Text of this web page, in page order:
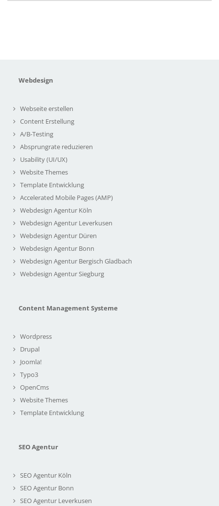
Webdesign
Webseite erstellen
Content Erstellung
A/B-Testing
Absprungrate reduzieren
Usability (UI/UX)
Website Themes
Template Entwicklung
Accelerated Mobile Pages (AMP)
Webdesign Agentur Köln
Webdesign Agentur Leverkusen
Webdesign Agentur Düren
Webdesign Agentur Bonn
Webdesign Agentur Bergisch Gladbach
Webdesign Agentur Siegburg
Content Management Systeme
Wordpress
Drupal
Joomla!
Typo3
OpenCms
Website Themes
Template Entwicklung
SEO Agentur
SEO Agentur Köln
SEO Agentur Bonn
SEO Agentur Leverkusen